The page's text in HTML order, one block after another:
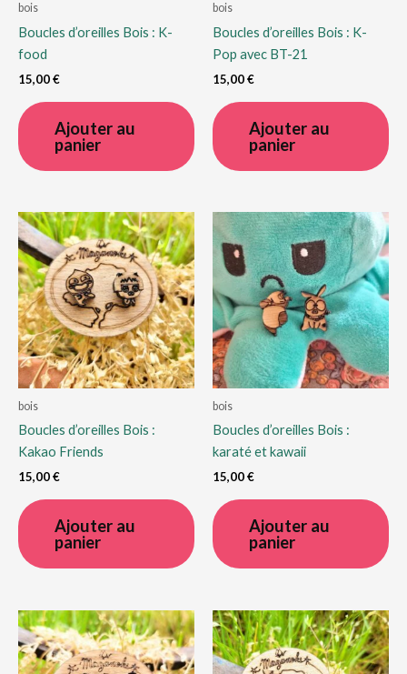
bois
Boucles d’oreilles Bois : K-
food
15,00€
Ajouter au
panier
bois
Boucles d’oreilles Bois : K-
Pop avec BT-21
15,00€
Ajouter au
panier
bois
Boucles d’oreilles Bois :
Kakao Friends
15,00€
Ajouter au
panier
bois
Boucles d’oreilles Bois :
karaté et kawaii
15,00€
Ajouter au
panier